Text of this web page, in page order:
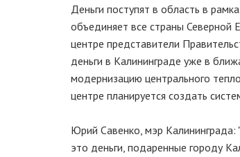
Деньги поступят в область в
объединяет все страны Северной
центре представители
деньги в Калининграде уже в
модернизацию центрального
центре планируется создать
Юрий Савенко, мэр Калининграда:
это деньги, подаренные городу